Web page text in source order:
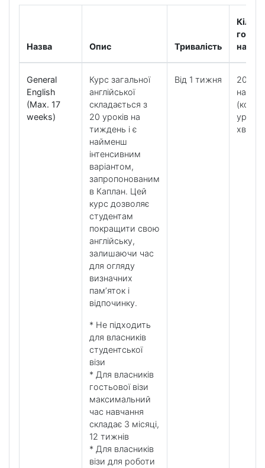
Назва Опис Тривалість
годин
General
English
(Max. 17
weeks)
Курс загальної
англійської
складається з
20 уроків на
тиждень і є
найменш
інтенсивним
варіантом,
запропонованим
в Каплан. Цей
курс дозволяє
студентам
покращити свою
англійську,
залишаючи час
для огляду
визначних
пам’яток і
відпочинку.
* Не підходить
для власників
студентської
візи
* Для власників
гостьової візи
максимальний
час навчання
складає 3 місяці,
12 тижнів
* Для власників
візи для роботи
Від 1 тижня
20
на
(кожен
урок